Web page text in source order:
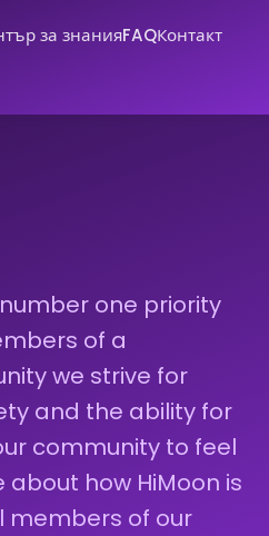
за знанияFAQКонтакт
number one priority
of a
we strive for
and the ability for
community to feel
about how HiMoon is
members of our